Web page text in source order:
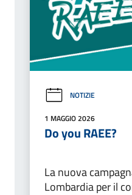
NOTIZIE
1 MAGGIO 2026
Do you RAEE?
La nuova
Lombardia per il